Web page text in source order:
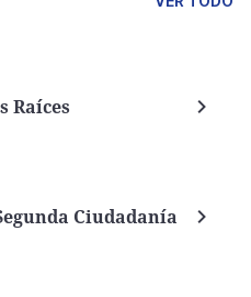
Raíces
Ciudadanía